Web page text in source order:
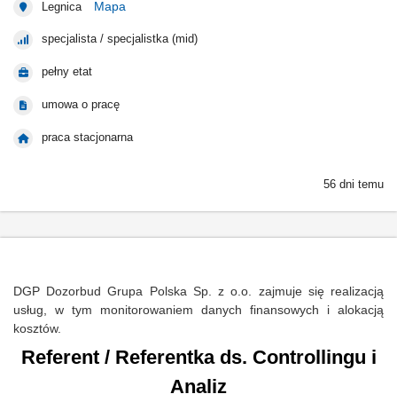
Legnica Mapa
specjalista / specjalistka (mid)
pełny etat
umowa o pracę
praca stacjonarna
56 dni temu
DGP Dozorbud Grupa Polska Sp. z o.o. zajmuje się realizacją
usług, w tym monitorowaniem danych finansowych i alokacją
kosztów.
Referent / Referentka ds. Controllingu i
Analiz